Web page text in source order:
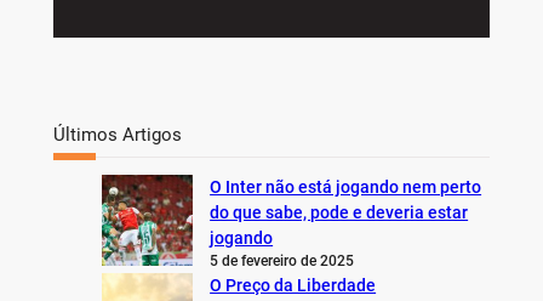
Últimos Artigos
O Inter não está jogando nem perto
do que sabe, pode e deveria estar
jogando
5 de fevereiro de 2025
O Preço da Liberdade